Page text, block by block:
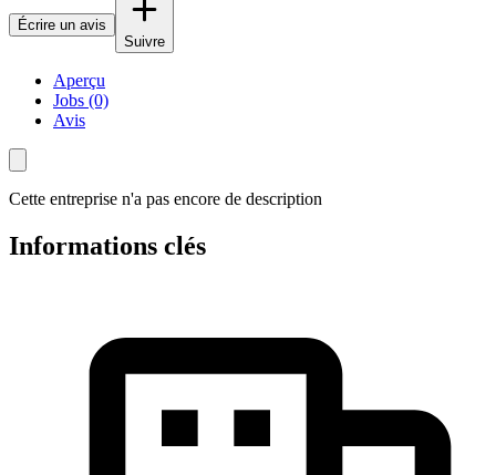
Écrire un avis
Suivre
Aperçu
Jobs (0)
Avis
Cette entreprise n'a pas encore de description
Informations clés